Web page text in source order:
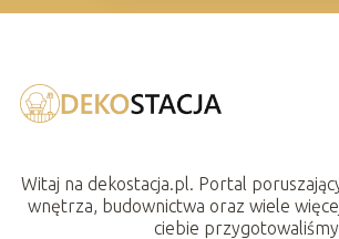
Witaj na dekostacja.pl. Portal
wnętrza, budownictwa oraz wiele
ciebie